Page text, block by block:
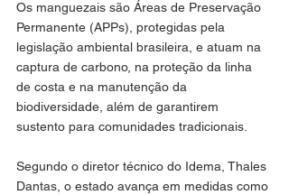
Os manguezais são Áreas de Preservação
Permanente (APPs), protegidas pela
legislação ambiental brasileira, e atuam na
captura de carbono, na proteção da linha
de costa e na manutenção da
biodiversidade, além de garantirem
sustento para comunidades tradicionais.
Segundo o diretor técnico do Idema, Thales
Dantas, o estado avança em medidas como